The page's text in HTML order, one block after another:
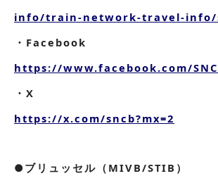
info/train-network-travel-
・Facebook
https://www.facebook.com/
・X
https://x.com/sncb?mx=2
●ブリュッセル（MIVB/STIB）